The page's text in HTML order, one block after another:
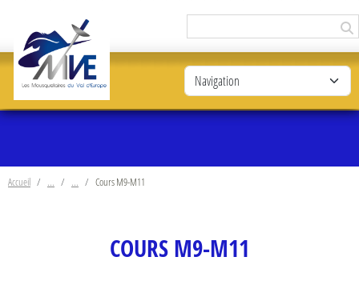
Accueil Cours M9-M11
COURS M9-M11